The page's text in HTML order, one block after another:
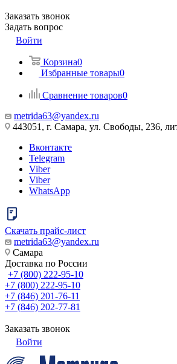
Заказать звонок
Задать вопрос
Войти
Корзина0
Избранные товары0
Сравнение товаров0
metrida63@yandex.ru
443051, г. Самара, ул. Свободы, 236,
Вконтакте
Telegram
Viber
Viber
WhatsApp
Скачать прайс-лист
metrida63@yandex.ru
Самара
Доставка по России
+7 (800) 222-95-10
+7 (800) 222-95-10
+7 (846) 201-76-11
+7 (846) 202-77-81
Заказать звонок
Войти